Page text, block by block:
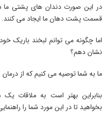
در این صورت دندان های پشتی ما
قسمت پشت دهان ما ایجاد می کنند.
اما چگونه می توانم لبخند باریک
نشان دهم؟
ما به شما توصیه می کنیم که از
بنابراین بهتر است به ملاقات یک
بخواهید تا در این مورد شما را